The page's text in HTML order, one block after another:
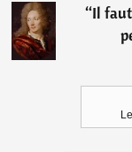
“Il